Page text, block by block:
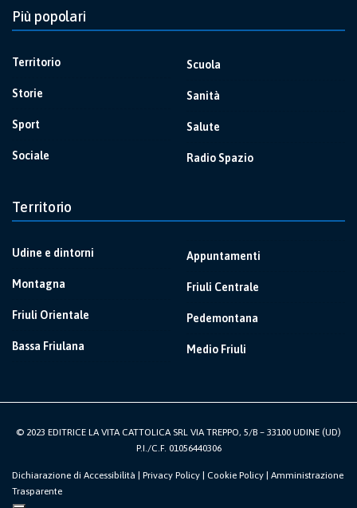
Più popolari
Territorio
Storie
Sport
Sociale
Scuola
Sanità
Salute
Radio Spazio
Territorio
Udine e dintorni
Montagna
Friuli Orientale
Bassa Friulana
Appuntamenti
Friuli Centrale
Pedemontana
Medio Friuli
© 2023 EDITRICE LA VITA CATTOLICA SRL VIA TREPPO, 5/B – 33100 UDINE (UD)
P.I./C.F. 01056440306
Dichiarazione di Accessibilità | Privacy Policy | Cookie Policy | Amministrazione
Trasparente